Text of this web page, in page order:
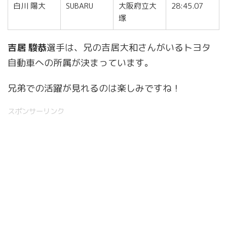
白川 陽大 SUBARU
大阪府立大
塚
28:45.07
吉居 駿恭選手は、兄の吉居大和さんがいるトヨタ
自動車への所属が決まっています。
兄弟での活躍が見れるのは楽しみですね！
スポンサーリンク